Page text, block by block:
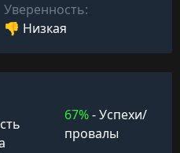
Уверенность:
👎 Низкая
67%- Успехи/
провалы